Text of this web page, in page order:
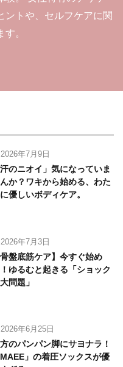
ントや、セルフケアに関
。
2026年7月9日
汗のニオイ」気になっていま
か？ワキから始める、わた
優しいボディケア。
2026年7月3日
骨盤底筋ケア】今すぐ始め
ゆるむと起きる「ショック
問題」
2026年6月25日
のパンパン脚にサヨナラ！
MAEE」の着圧ソックスが優